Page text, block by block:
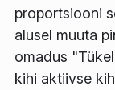
proportsiooni
alusel muuta
omadus
kihi aktiivse